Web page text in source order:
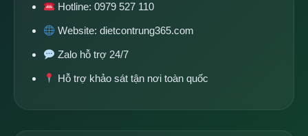
Hotline:0979 527 110
Website:dietcontrung365.com
Zalo hỗ trợ 24/7
Hỗ trợ khảo sát tận nơi toàn quốc